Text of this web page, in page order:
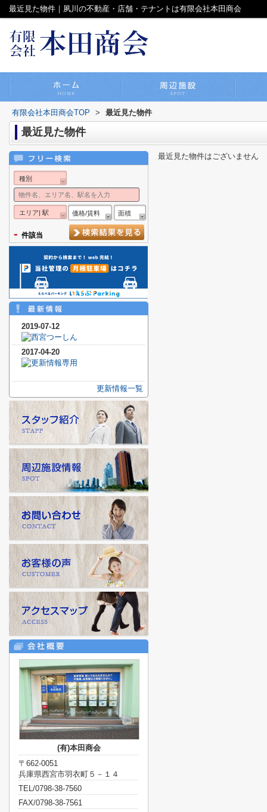
最近見た物件｜夙川の不動産・店舗・テナントは有限会社本田商会
有限会社本田商会TOP > 最近見た物件
最近見た物件
最近見た物件はございません
種別
エリア| 駅 価格/賃料 面積
- 件該当
2019-07-12
2017-04-20
更新情報一覧
(有)本田商会
〒662-0051
兵庫県西宮市羽衣町５－１４
TEL/0798-38-7560
FAX/0798-38-7561